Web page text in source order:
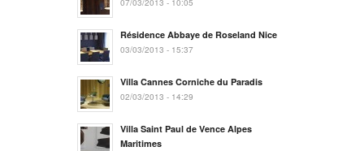
07/03/2013 - 10:05
Résidence Abbaye de Roseland Nice
03/03/2013 - 15:37
Villa Cannes Corniche du Paradis
02/03/2013 - 14:29
Villa Saint Paul de Vence Alpes
Maritimes